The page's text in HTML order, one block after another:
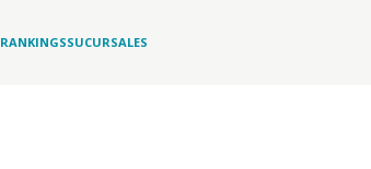
RANKINGSSUCURSALES